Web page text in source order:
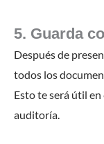
5. Guarda
Después de
todos los
Esto te será útil
auditoría.